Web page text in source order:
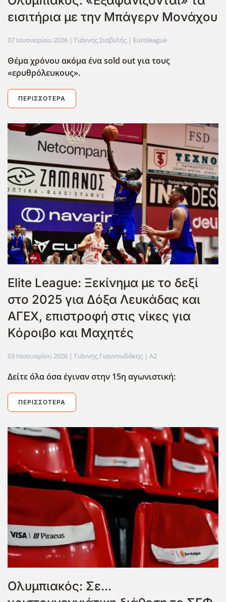
εισιτήρια με την Μπάγερν Μονάχου
07 Ιανουαρίου 2026 | Γιάννης Σιαβελής | Euroleague
Θέμα χρόνου ακόμα ένα sold outγια τους
«ερυθρόλευκους».
ΠΕΡΙΣΣΌΤΕΡΑ
Elite League: Ξεκίνημα με το δεξί
στο 2025 για Δόξα Λευκάδας και
ΑΓΕΧ, επιστροφή στις νίκες για
Κόροιβο και Μαχητές
03 Ιανουαρίου 2026 | Γιάννης Γιαννουδάκης | A2
Δείτε όλα όσα έγιναν στην 15η αγωνιστική:
ΠΕΡΙΣΣΌΤΕΡΑ
Ολυμπιακός: Σε...